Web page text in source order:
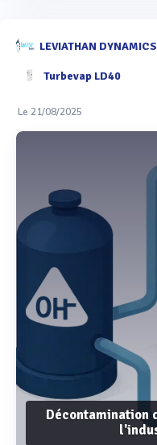
LEVIATHAN DYNAMICS
Turbevap LD40
Le 21/08/2025
Décontamination